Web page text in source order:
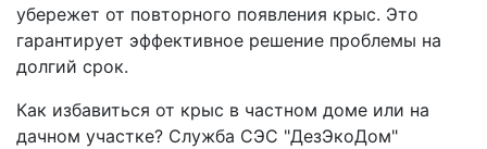
убережет от повторного появления крыс. Это
гарантирует эффективное решение проблемы на
долгий срок.
Как избавиться от крыс в частном доме или на
дачном участке? Служба СЭС "ДезЭкоДом"